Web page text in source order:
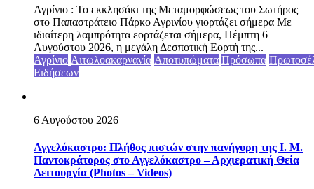
Αγρίνιο : Το εκκλησάκι της Μεταμορφώσεως του Σωτήρος
στο Παπαστράτειο Πάρκο Αγρινίου γιορτάζει σήμερα Με
ιδιαίτερη λαμπρότητα εορτάζεται σήμερα, Πέμπτη 6
Αυγούστου 2026, η μεγάλη Δεσποτική Εορτή της...
Αγρίνιο Αιτωλοακαρνανία Αποτυπώματα Πρόσωπα
Ειδήσεων
6 Αυγούστου 2026
Αγγελόκαστρο: Πλήθος πιστών στην πανήγυρη της Ι. Μ.
Παντοκράτορος στο Αγγελόκαστρο – Αρχιερατική Θεία
Λειτουργία (Photos – Videos)